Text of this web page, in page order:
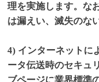
理を実施します。な
は漏えい、滅失のな
4) インターネットに
ータ伝送時のセキュ
ブページに業界標準